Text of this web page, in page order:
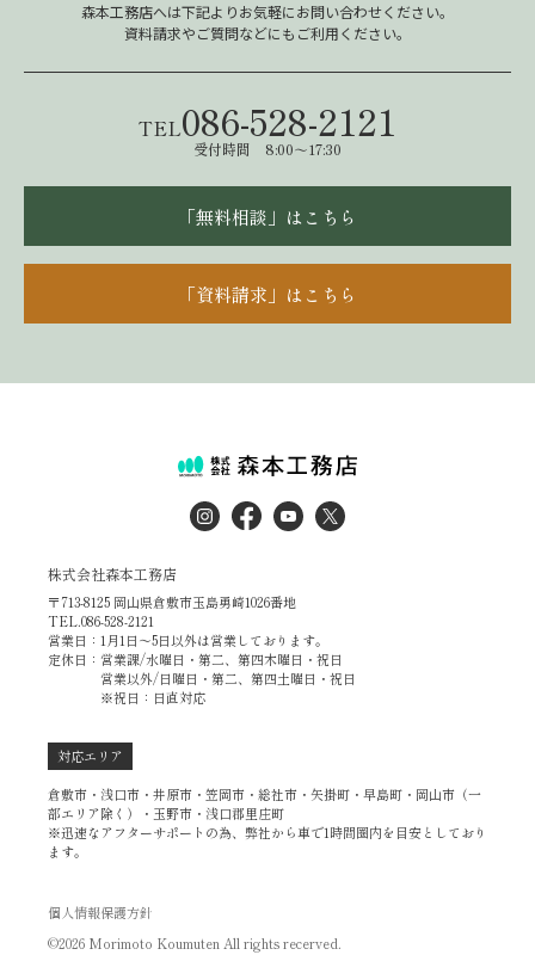
森本工務店へは下記よりお気軽にお問い合わせください。
資料請求やご質問などにもご利用ください。
TEL086-528-2121
受付時間 8:00～17:30
「無料相談」はこちら
「資料請求」はこちら
株式会社森本工務店
〒713-8125 岡山県倉敷市玉島勇崎1026番地
TEL.086-528-2121
営業日：1月1日～5日以外は営業しております。
定休日：営業課/水曜日・第二、第四木曜日・祝日
営業以外/日曜日・第二、第四土曜日・祝日
※祝日：日直対応
対応エリア
倉敷市・浅口市・井原市・笠岡市・総社市・矢掛町・早島町・岡山市（一
部エリア除く）・玉野市・浅口郡里庄町
※迅速なアフターサポートの為、弊社から車で1時間圏内を目安としており
ます。
個人情報保護方針
©2026 Morimoto Koumuten All rights recerved.